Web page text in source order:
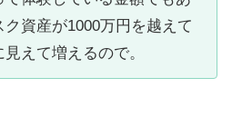
資産が1000万円を越えて
えて増えるので。